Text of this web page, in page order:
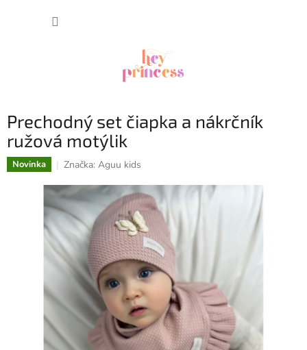
Prechodný set čiapka a nákrčník
ružová motýlik
Novinka Značka: Aguu kids